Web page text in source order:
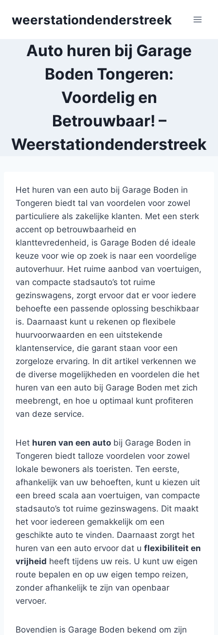
weerstationdenderstreek
Auto huren bij Garage
Boden Tongeren:
Voordelig en
Betrouwbaar! –
Weerstationdenderstreek
Het huren van een auto bij Garage Boden in
Tongeren biedt tal van voordelen voor zowel
particuliere als zakelijke klanten. Met een sterk
accent op betrouwbaarheid en
klanttevredenheid, is Garage Boden dé ideale
keuze voor wie op zoek is naar een voordelige
autoverhuur. Het ruime aanbod van voertuigen,
van compacte stadsauto’s tot ruime
gezinswagens, zorgt ervoor dat er voor iedere
behoefte een passende oplossing beschikbaar
is. Daarnaast kunt u rekenen op flexibele
huurvoorwaarden en een uitstekende
klantenservice, die garant staan voor een
zorgeloze ervaring. In dit artikel verkennen we
de diverse mogelijkheden en voordelen die het
huren van een auto bij Garage Boden met zich
meebrengt, en hoe u optimaal kunt profiteren
van deze service.
Het huren van een auto bij Garage Boden in
Tongeren biedt talloze voordelen voor zowel
lokale bewoners als toeristen. Ten eerste,
afhankelijk van uw behoeften, kunt u kiezen uit
een breed scala aan voertuigen, van compacte
stadsauto’s tot ruime gezinswagens. Dit maakt
het voor iedereen gemakkelijk om een
geschikte auto te vinden. Daarnaast zorgt het
huren van een auto ervoor dat u flexibiliteit en
vrijheid heeft tijdens uw reis. U kunt uw eigen
route bepalen en op uw eigen tempo reizen,
zonder afhankelijk te zijn van openbaar
vervoer.
Bovendien is Garage Boden bekend om zijn